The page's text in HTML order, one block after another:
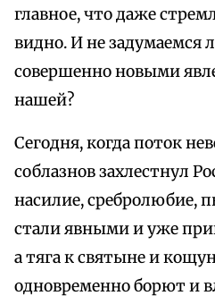
главное, что даже
видно. И не задумаемся
совершенно новыми
нашей?
Сегодня, когда поток
соблазнов захлестнул
насилие, сребролюбие,
стали явными и уже
а тяга к святыне и
одновременно борют и